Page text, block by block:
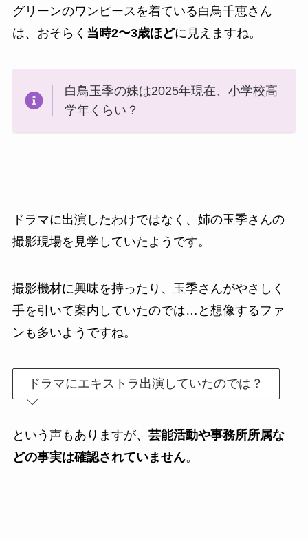
グリーンのワンピースを着ている白鳥千恵さん
は、おそらく 当時2〜3歳ほどに見えますね。
白鳥玉季の妹は2025年現在、小学校高
学年くらい？
ドラマに出演したわけではなく、姉の玉季さんの
撮影現場を見学していたようです。
撮影機材に興味を持ったり、玉季さんがやさしく
手を引いて案内していたのでは…と想像するファ
ンも多いようですね。
ドラマにエキストラ出演していたのでは？
という声もありますが、 芸能活動や事務所所属な
どの事実は確認されていません。